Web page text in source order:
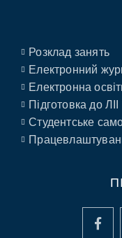
Розклад занять
Електронний
Електронна
Підготовка до ЛІІ
Студентське